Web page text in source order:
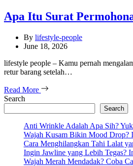
Apa Itu Surat
By lifestyle-people
June 18, 2026
lifestyle people – Kamu pernah
retur barang setelah…
Read More
Search
Search
Anti Wrinkle Adalah Apa Sih?
Wajah Kusam Bikin Mood Drop?
Cara Menghilangkan Tahi Lalat
Ingin Jawline yang Lebih Tegas?
Wajah Merah Mendadak? Coba